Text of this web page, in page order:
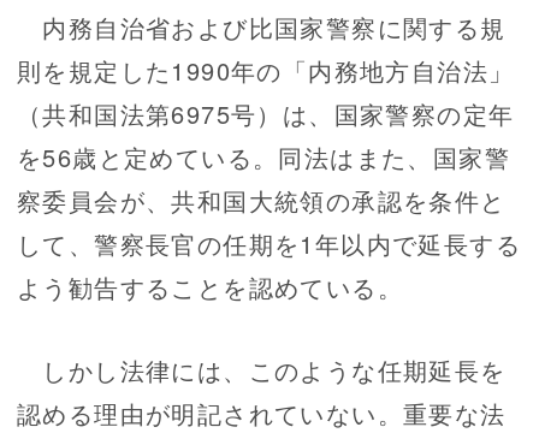
内務自治省および比国家警察に関する規
則を規定した1990年の「内務地方自治法」
（共和国法第6975号）は、国家警察の定年
を56歳と定めている。同法はまた、国家警
察委員会が、共和国大統領の承認を条件と
して、警察長官の任期を1年以内で延長する
よう勧告することを認めている。
しかし法律には、このような任期延長を
認める理由が明記されていない。重要な法